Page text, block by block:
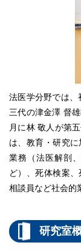
法医学分野では
三代の津金澤 督
月に林 敬人が第
は、教育・研究
業務（法医解剖
ど）、死体検案
相談員など社会的
研究室